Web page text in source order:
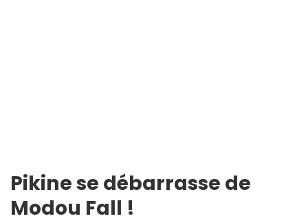
Pikine se débarrasse de
Modou Fall !